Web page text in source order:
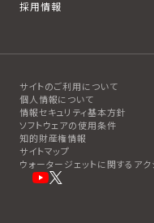
採用情報
サイトのご利用について
個人情報について
情報セキュリティ基本方針
ソフトウェアの使用条件
知的財産権情報
サイトマップ
ウォータージェットに関するア